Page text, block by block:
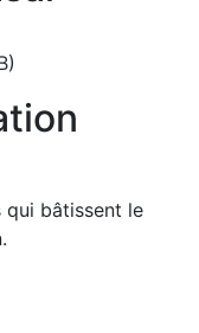
qui bâtissent le